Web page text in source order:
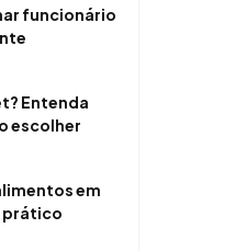
funcionário
Entenda
escolher
em
prático